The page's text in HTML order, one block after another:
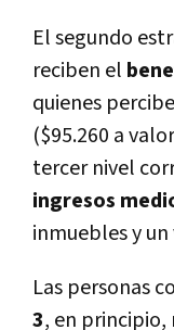
El segundo
reciben el
quienes
($95.260 a
tercer nivel
ingresos
inmuebles y
Las personas
3, en